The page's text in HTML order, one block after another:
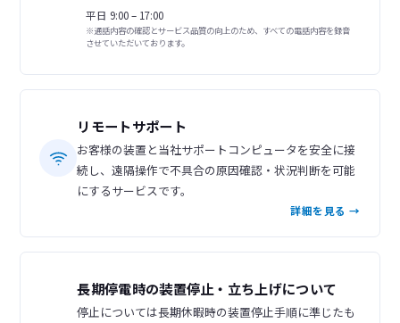
平日 9:00 – 17:00
※通話内容の確認とサービス品質の向上のため、すべての電話内容を録音
させていただいております。
リモートサポート
お客様の装置と当社サポートコンピュータを安全に接
続し、遠隔操作で不具合の原因確認・状況判断を可能
にするサービスです。
詳細を見る →
長期停電時の装置停止・立ち上げについて
停止については長期休暇時の装置停止手順に準じたも